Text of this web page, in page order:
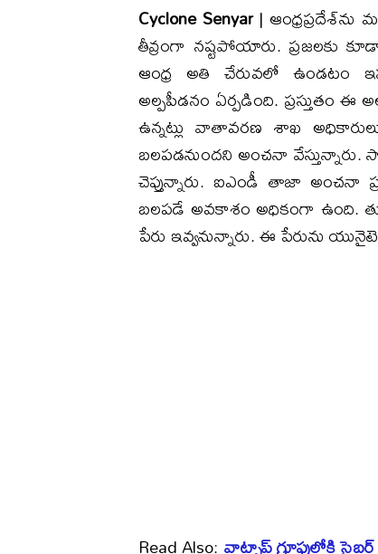
Cyclone Senyar|
తీవ్రంగా నష్టపోయారు. ప్రజలకు
ఆంధ్ర అతి చేరువలో ఉండటం
అల్పపీడనం ఏర్పడింది. ప్రస్తుతం
ఉన్నట్లు వాతావరణ శాఖ
బలపడనుందని అంచనా
చెప్తున్నారు. ఐఎండీ తాజా అంచనా
బలపడే అవకాశం అధికంగా ఉంది.
పేరు ఇవ్వనున్నారు. ఈ పేరును
Read Also: వాట్సాప్‌ గ్రూపుల్లోకి